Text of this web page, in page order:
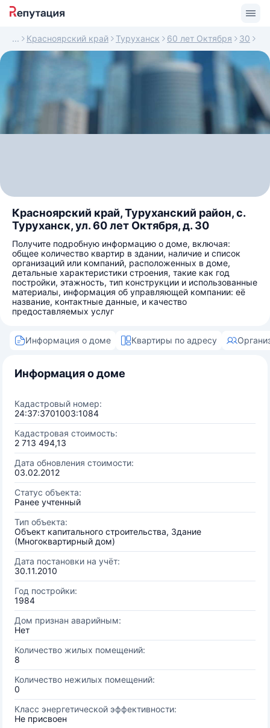
Красноярский край Туруханск 60 лет Октября 30
Красноярский край, Туруханский район, с.
Туруханск, ул. 60 лет Октября, д. 30
Получите подробную информацию о доме, включая:
общее количество квартир в здании, наличие и список
организаций или компаний, расположенных в доме,
детальные характеристики строения, такие как год
постройки, этажность, тип конструкции и использованные
материалы, информация об управляющей компании: её
название, контактные данные, и качество
предоставляемых услуг
Информация о доме Квартиры по адресу
Информация о доме
Кадастровый номер:
24:37:3701003:1084
Кадастровая стоимость:
2 713 494,13
Дата обновления стоимости:
03.02.2012
Статус объекта:
Ранее учтенный
Тип объекта:
Объект капитального строительства, Здание
(Многоквартирный дом)
Дата постановки на учёт:
30.11.2010
Год постройки:
1984
Дом признан аварийным:
Нет
Количество жилых помещений:
8
Количество нежилых помещений:
0
Класс энергетической эффективности:
Не присвоен